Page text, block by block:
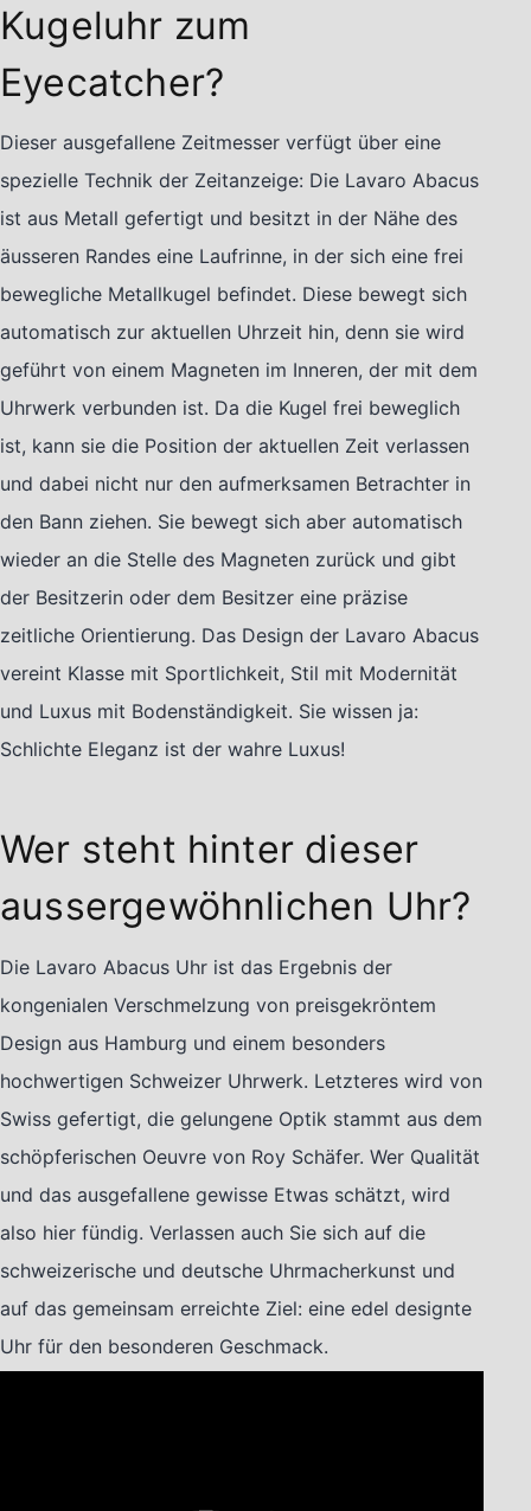
Kugeluhr zum
Eyecatcher?
Dieser ausgefallene Zeitmesser verfügt über eine
spezielle Technik der Zeitanzeige: Die Lavaro Abacus
ist aus Metall gefertigt und besitzt in der Nähe des
äusseren Randes eine Laufrinne, in der sich eine frei
bewegliche Metallkugel befindet. Diese bewegt sich
automatisch zur aktuellen Uhrzeit hin, denn sie wird
geführt von einem Magneten im Inneren, der mit dem
Uhrwerk verbunden ist. Da die Kugel frei beweglich
ist, kann sie die Position der aktuellen Zeit verlassen
und dabei nicht nur den aufmerksamen Betrachter in
den Bann ziehen. Sie bewegt sich aber automatisch
wieder an die Stelle des Magneten zurück und gibt
der Besitzerin oder dem Besitzer eine präzise
zeitliche Orientierung. Das Design der Lavaro Abacus
vereint Klasse mit Sportlichkeit, Stil mit Modernität
und Luxus mit Bodenständigkeit. Sie wissen ja:
Schlichte Eleganz ist der wahre Luxus!
Wer steht hinter dieser
aussergewöhnlichen Uhr?
Die Lavaro Abacus Uhr ist das Ergebnis der
kongenialen Verschmelzung von preisgekröntem
Design aus Hamburg und einem besonders
hochwertigen Schweizer Uhrwerk. Letzteres wird von
Swiss gefertigt, die gelungene Optik stammt aus dem
schöpferischen Oeuvre von Roy Schäfer. Wer Qualität
und das ausgefallene gewisse Etwas schätzt, wird
also hier fündig. Verlassen auch Sie sich auf die
schweizerische und deutsche Uhrmacherkunst und
auf das gemeinsam erreichte Ziel: eine edel designte
Uhr für den besonderen Geschmack.